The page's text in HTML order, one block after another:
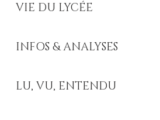
VIE DU LYCÉE
INFOS & ANALYSES
LU, VU, ENTENDU